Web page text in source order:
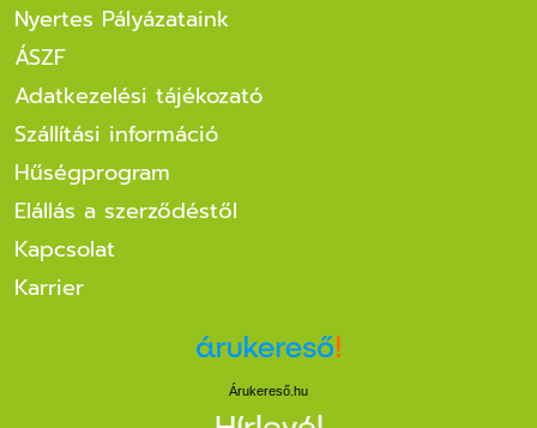
Nyertes Pályázataink
ÁSZF
Adatkezelési tájékozató
Szállítási információ
Hűségprogram
Elállás a szerződéstől
Kapcsolat
Karrier
Árukereső.hu